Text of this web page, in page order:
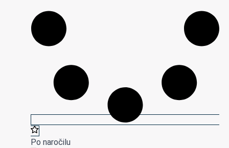
Po naročilu